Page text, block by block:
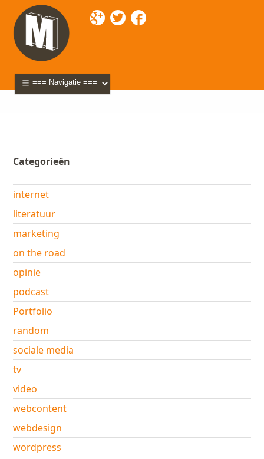
Categorieën
internet
literatuur
marketing
on the road
opinie
podcast
Portfolio
random
sociale media
tv
video
webcontent
webdesign
wordpress